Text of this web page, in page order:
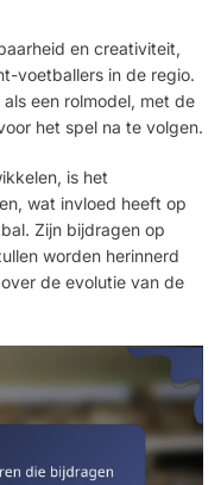
en creativiteit,
voetballers in de regio.
een rolmodel, met de
het spel na te volgen.
is het
wat invloed heeft op
Zijn bijdragen op
worden herinnerd
de evolutie van de